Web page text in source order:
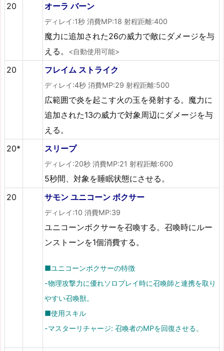
20 オーラ バーン
ディレイ:1秒 消費MP:18 射程距離:400
魔力に追加された26の威力で敵にダメージを与
える。
<自動使用可能>
20 フレイム ストライク
ディレイ:4秒 消費MP:29 射程距離:500
広範囲で炎を起こす火の玉を発射する。魔力に
追加された13の威力で対象周辺にダメージを与
える。
20*
スリープ
ディレイ:20秒 消費MP:21 射程距離:600
5秒間、対象を睡眠状態にさせる。
20
サモン ユニコーン ボクサー
ディレイ:10 消費MP:39
ユニコーンボクサーを召喚する。召喚時にルー
ンストーンを1個消費する。
■ユニコーンボクサーの特徴
-物理攻撃力に優れソロプレイ時に召喚師と連携を取り
やすい召喚獣。
■使用スキル
-マスターリチャージ: 召喚者のMPを回復させる。